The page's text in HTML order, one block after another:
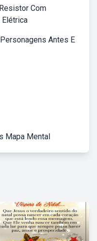
Com
Antes E
Mapa Mental